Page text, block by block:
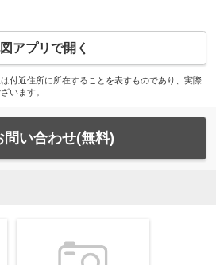
アプリで開く
付近住所に所在することを表すものであり、実際
います。
問い合わせ(無料)